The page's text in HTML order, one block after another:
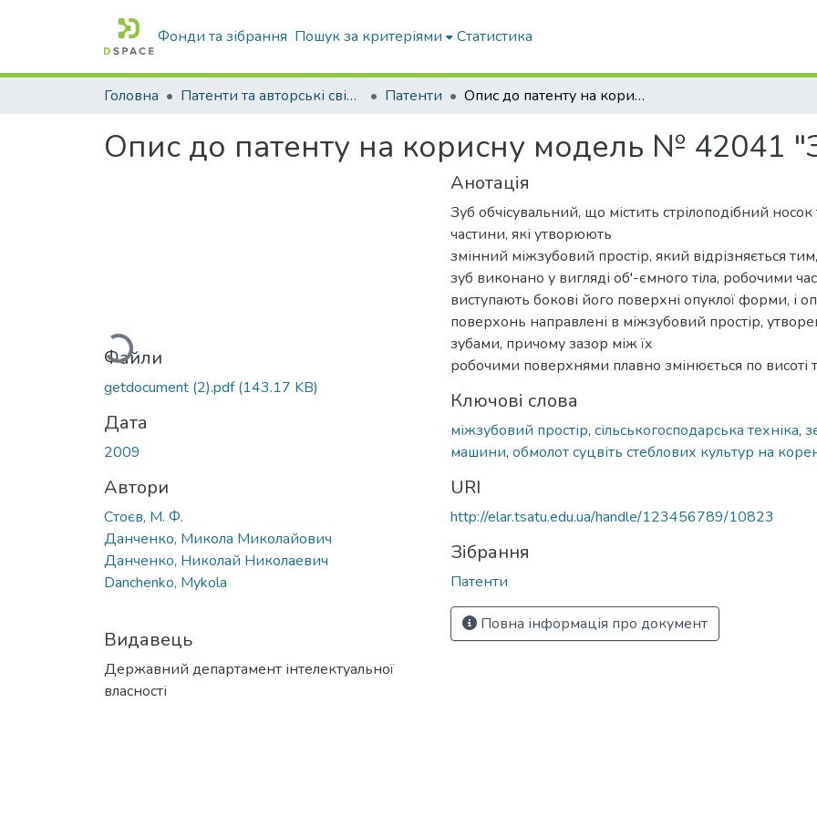
Фонди та зібрання Пошук за критеріями Статистика
Головна Патенти та авторські свідоцтва Патенти Опис до патенту на корисну модель № 42041 "Зуб обчісувальний"
Опис до патенту на корисну модель № 42041
Вантажиться...
Файли
getdocument (2).pdf(143.17 KB)
Дата
2009
Автори
Стоєв, М. Ф.
Данченко, Микола Миколайович
Данченко, Николай Николаевич
Danchenko, Mykola
Видавець
Державний департамент інтелектуальної
власності
Анотація
Зуб обчісувальний, що містить стрілоподібний носок
частини, які утворюють
змінний міжзубовий простір, який відрізняється
зуб виконано у вигляді об'-ємного тіла, робочими
виступають бокові його поверхні опуклої форми, і
поверхонь направлені в міжзубовий простір,
зубами, причому зазор між їх
робочими поверхнями плавно змінюється по висоті
Ключові слова
міжзубовий простір, сільськогосподарська техніка,
машини, обмолот суцвіть стеблових культур на
URI
http://elar.tsatu.edu.ua/handle/123456789/10823
Зібрання
Патенти
Повна інформація про документ